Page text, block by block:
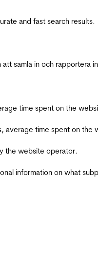
and fast search results.
samla in och rapportera
time spent on the
time spent on
the website operator.
information on what